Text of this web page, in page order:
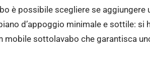
è possibile scegliere se aggiungere
d’appoggio minimale e sottile: si
mobile sottolavabo che garantisca